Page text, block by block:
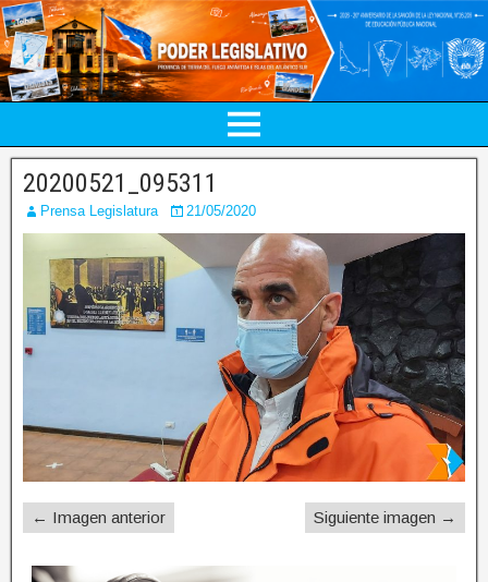
20200521_095311
Prensa Legislatura 21/05/2020
← Imagen anterior Siguiente imagen →